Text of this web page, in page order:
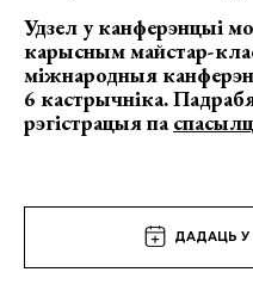
Удзел у канферэнцыі
карысным майстар-
міжнародныя
6 кастрычніка.
рэгістрацыя па
ДАДАЦЬ У